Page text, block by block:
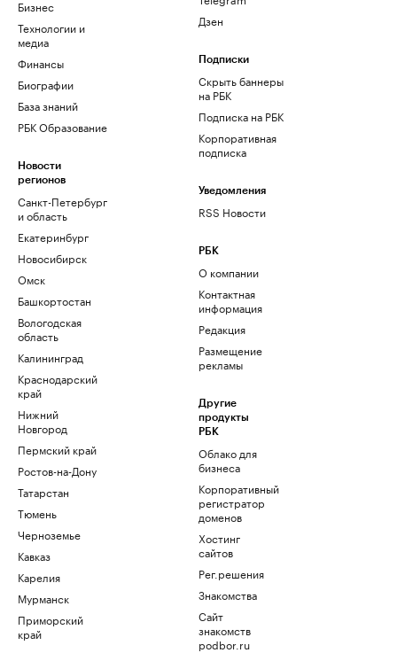
Бизнес
Технологии и
медиа
Финансы
Биографии
База знаний
РБК Образование
Новости
регионов
Санкт-Петербург
и область
Екатеринбург
Новосибирск
Омск
Башкортостан
Вологодская
область
Калининград
Краснодарский
край
Нижний
Новгород
Пермский край
Ростов-на-Дону
Татарстан
Тюмень
Черноземье
Кавказ
Карелия
Мурманск
Приморский
край
Дзен
Подписки
Скрыть баннеры
на РБК
Подписка на РБК
Корпоративная
подписка
Уведомления
RSS Новости
РБК
О компании
Контактная
информация
Редакция
Размещение
рекламы
Другие
продукты
РБК
Облако для
бизнеса
Корпоративный
регистратор
доменов
Хостинг
сайтов
Рег.решения
Знакомства
Сайт
знакомств
podbor.ru